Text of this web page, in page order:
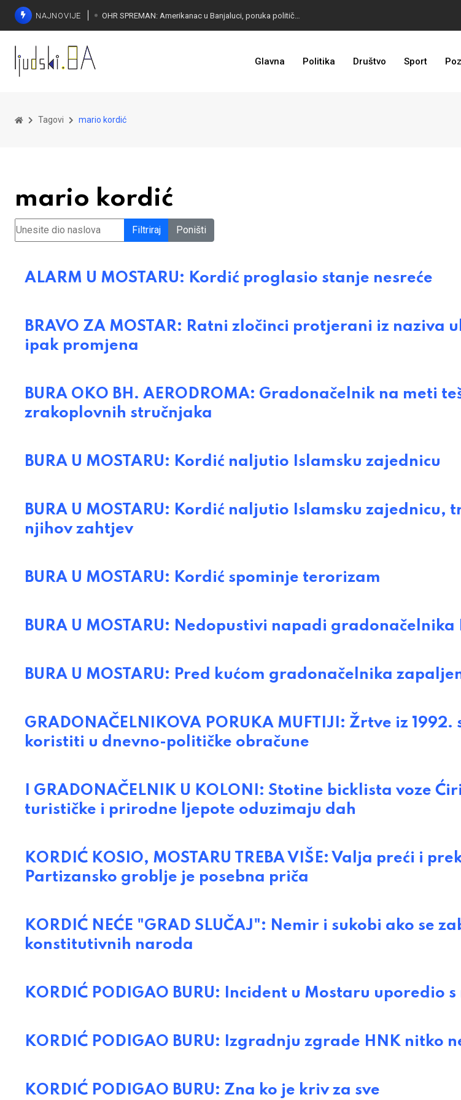
NAJNOVIJE
SORECA ZADOVOLJAN: Važan korak BiH ka EU
Glavna Politika Društvo Sport
Tagovi mario kordić
mario kordić
Unesite dio naslova Filtriraj Poništi
ALARM U MOSTARU: Kordić proglasio stanje nesreće
BRAVO ZA MOSTAR: Ratni zločinci protjerani iz naziva
ipak promjena
BURA OKO BH. AERODROMA: Gradonačelnik na meti
zrakoplovnih stručnjaka
BURA U MOSTARU: Kordić naljutio Islamsku zajednicu
BURA U MOSTARU: Kordić naljutio Islamsku zajednicu,
njihov zahtjev
BURA U MOSTARU: Kordić spominje terorizam
BURA U MOSTARU: Nedopustivi napadi gradonačelnika
BURA U MOSTARU: Pred kućom gradonačelnika
GRADONAČELNIKOVA PORUKA MUFTIJI: Žrtve iz 1992.
koristiti u dnevno-političke obračune
I GRADONAČELNIK U KOLONI: Stotine bicklista voze
turističke i prirodne ljepote oduzimaju dah
KORDIĆ KOSIO, MOSTARU TREBA VIŠE: Valja preći i
Partizansko groblje je posebna priča
KORDIĆ NEĆE "GRAD SLUČAJ": Nemir i sukobi ako se
konstitutivnih naroda
KORDIĆ PODIGAO BURU: Incident u Mostaru uporedio
KORDIĆ PODIGAO BURU: Izgradnju zgrade HNK nitko
KORDIĆ PODIGAO BURU: Zna ko je kriv za sve